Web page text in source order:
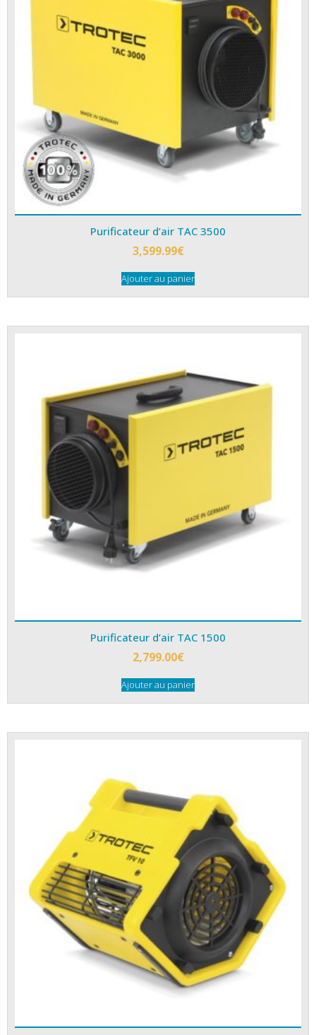
Purificateur d’air TAC 3500
3,599.99€
Ajouter au panier
Purificateur d’air TAC 1500
2,799.00€
Ajouter au panier